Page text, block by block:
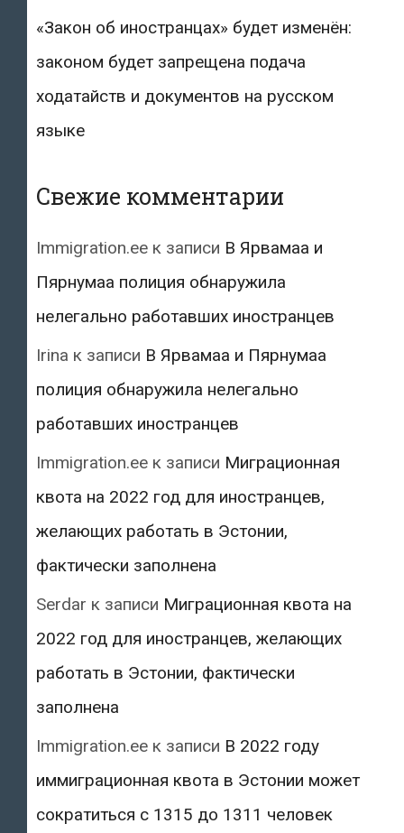
«Закон об иностранцах» будет изменён:
законом будет запрещена подача
ходатайств и документов на русском
языке
Свежие комментарии
Immigration.ee к записи В Ярвамаа и
Пярнумаа полиция обнаружила
нелегально работавших иностранцев
Irina к записи В Ярвамаа и Пярнумаа
полиция обнаружила нелегально
работавших иностранцев
Immigration.ee к записи Миграционная
квота на 2022 год для иностранцев,
желающих работать в Эстонии,
фактически заполнена
Serdar к записи Миграционная квота на
2022 год для иностранцев, желающих
работать в Эстонии, фактически
заполнена
Immigration.ee к записи В 2022 году
иммиграционная квота в Эстонии может
сократиться с 1315 до 1311 человек